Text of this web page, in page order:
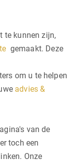
te kunnen zijn,
gemaakt. Deze
om u te helpen
advies &
van de
toch een
Onze